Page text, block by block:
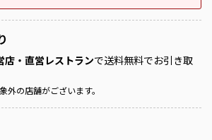
店・直営レストランで送料無料でお引き取
外の店舗がございます。